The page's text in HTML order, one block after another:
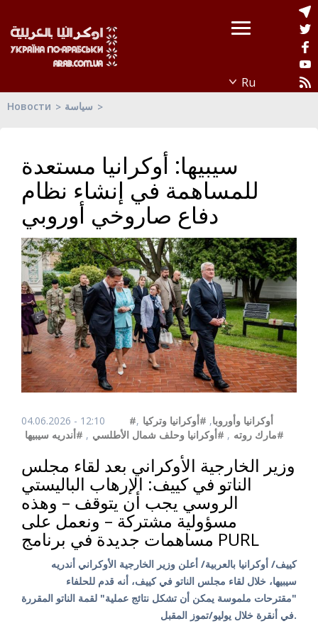
Новости سياسة
سيبيها: أوكرانيا مستعدة
للمساهمة في إنشاء نظام
دفاع صاروخي أوروبي
04.06.2026 - 12:10 #أوكرانيا وأوروبا, #أوكرانيا وتركيا ,
#مارك روته , #أوكرانيا وحلف شمال الأطلسي , #أندريه سيبيها
وزير الخارجية الأوكراني بعد لقاء مجلس
الناتو في كييف: الإرهاب الباليستي
الروسي يجب أن يتوقف – وهذه
مسؤولية مشتركة – ونعمل على
مساهمات جديدة في برنامج PURL
كييف/ أوكرانيا بالعربية/ أعلن وزير الخارجية الأوكراني أندريه
سيبيها، خلال لقاء مجلس الناتو في كييف، أنه قدم للحلفاء
"مقترحات ملموسة يمكن أن تشكل نتائج عملية" لقمة الناتو المقررة
في أنقرة خلال يوليو/تموز المقبل.